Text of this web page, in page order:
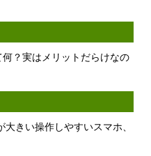
？実はメリットだらけなの
きい操作しやすいスマホ、